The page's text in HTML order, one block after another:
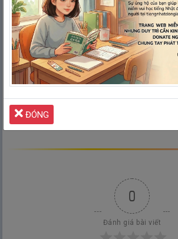
0
Đánh giá bài viết
ĐÓNG